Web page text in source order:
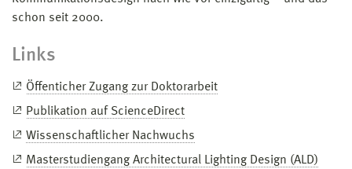
schon seit 2000.
Links
Öffenticher Zugang zur Doktorarbeit
Publikation auf ScienceDirect
Wissenschaftlicher Nachwuchs
Masterstudiengang Architectural Lighting Design (ALD)